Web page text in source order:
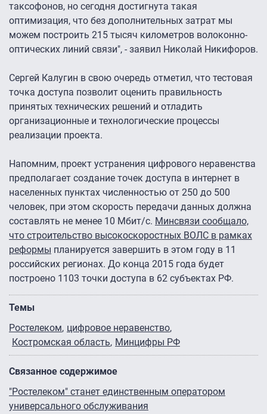
таксофонов, но сегодня достигнута такая
оптимизация, что без дополнительных затрат мы
можем построить 215 тысяч километров волоконно-
оптических линий связи", - заявил Николай Никифоров.
Сергей Калугин в свою очередь отметил, что тестовая
точка доступа позволит оценить правильность
принятых технических решений и отладить
организационные и технологические процессы
реализации проекта.
Напомним, проект устранения цифрового неравенства
предполагает создание точек доступа в интернет в
населенных пунктах численностью от 250 до 500
человек, при этом скорость передачи данных должна
составлять не менее 10 Мбит/с. Минсвязи сообщало,
что строительство высокоскоростных ВОЛС в рамках
реформы планируется завершить в этом году в 11
российских регионах. До конца 2015 года будет
построено 1103 точки доступа в 62 субъектах РФ.
Темы
Ростелеком цифровое неравенство
Костромская область Минцифры РФ
Связанное содержимое
"Ростелеком" станет единственным оператором
универсального обслуживания